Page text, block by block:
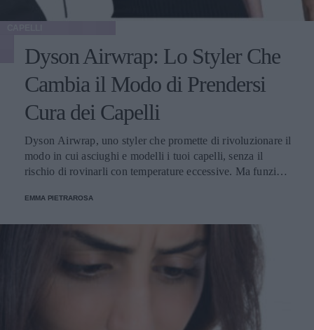
Dyson Airwrap: Lo Styler Che
Cambia il Modo di Prendersi
Cura dei Capelli
Dyson Airwrap, uno styler che promette di rivoluzionare il
modo in cui asciughi e modelli i tuoi capelli, senza il
rischio di rovinarli con temperature eccessive. Ma funziona
EMMA PIETRAROSA